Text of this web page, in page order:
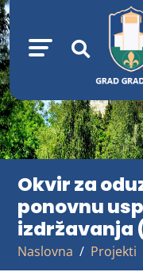
Okvir za
ponovnu
izdržavanja (
Naslovna Projekti